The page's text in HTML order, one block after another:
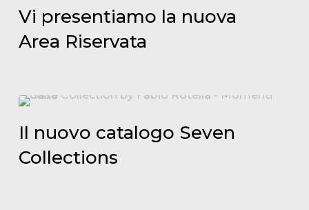
presentiamo
la
nuova
Vi presentiamo la nuova
Area Riservata
Il
nuovo
catalogo
Seven
Il nuovo catalogo Seven
Collections